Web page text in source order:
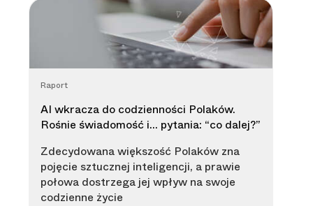
Raport
AI wkracza do codzienności Polaków.
Rośnie świadomość i… pytania: “co dalej?”
Zdecydowana większość Polaków zna
pojęcie sztucznej inteligencji, a prawie
połowa dostrzega jej wpływ na swoje
codzienne życie